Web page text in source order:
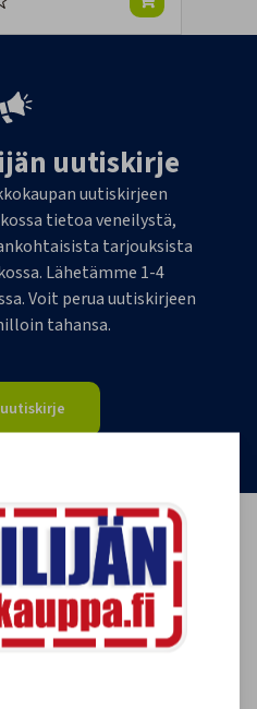
uutiskirje
uutiskirjeen
tietoa veneilystä,
tarjouksista
Lähetämme 1-4
Voit perua uutiskirjeen
tahansa.